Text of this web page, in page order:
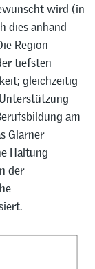
wird (in
dies anhand
Region
tiefsten
gleichzeitig
am
Glarner
Haltung
der